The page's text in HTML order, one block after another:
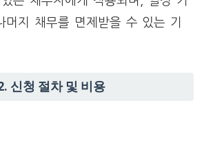
지 채무를 면제받을 수 있는 기
신청 절차 및 비용